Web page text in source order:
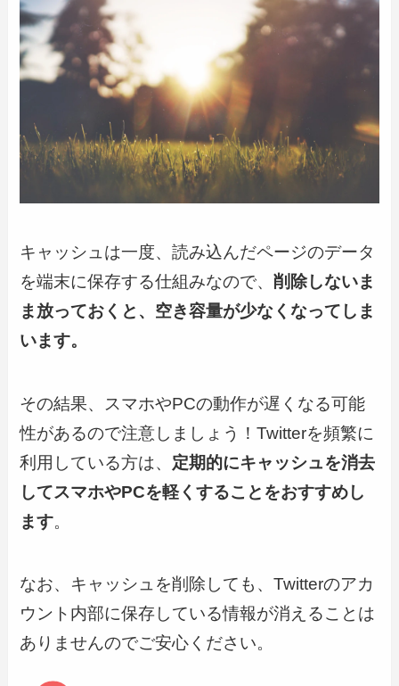
キャッシュは一度、読み込んだページのデータ
を端末に保存する仕組みなので、削除しないま
ま放っておくと、空き容量が少なくなってしま
います。
その結果、スマホやPCの動作が遅くなる可能
性があるので注意しましょう！Twitterを頻繁に
利用している方は、 定期的にキャッシュを消去
してスマホやPCを軽くすることをおすすめし
ます。
なお、キャッシュを削除しても、Twitterのアカ
ウント内部に保存している情報が消えることは
ありませんのでご安心ください。